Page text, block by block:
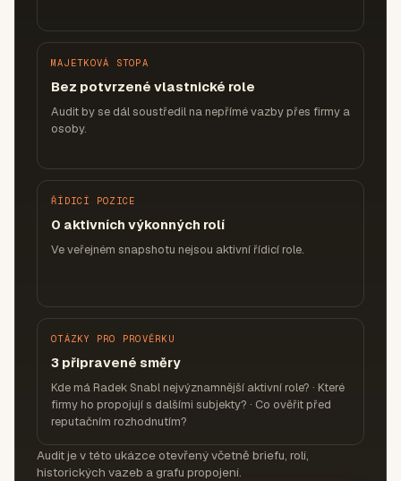
MAJETKOVÁ STOPA
Bez potvrzené vlastnické role
Audit by se dál soustředil na nepřímé vazby přes firmy a
osoby.
ŘÍDICÍ POZICE
0 aktivních výkonných rolí
Ve veřejném snapshotu nejsou aktivní řídicí role.
OTÁZKY PRO PROVĚRKU
3 připravené směry
Kde má Radek Snabl nejvýznamnější aktivní role? · Které
firmy ho propojují s dalšími subjekty? · Co ověřit před
reputačním rozhodnutím?
Audit je v této ukázce otevřený včetně briefu, rolí,
historických vazeb a grafu propojení.